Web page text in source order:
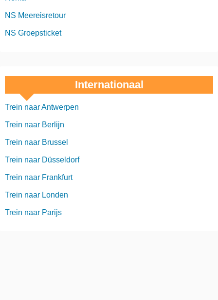
NS Meereisretour
NS Groepsticket
Internationaal
Trein naar Antwerpen
Trein naar Berlijn
Trein naar Brussel
Trein naar Düsseldorf
Trein naar Frankfurt
Trein naar Londen
Trein naar Parijs